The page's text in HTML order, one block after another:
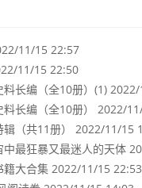
11/15 22:57
11/15 22:50
料长编（全10册）(1)
料长编（全10册） 2022/
辑（共11册） 2022/11/15
中最狂暴又最迷人的天体
籍大合集 2022/11/15 22:53